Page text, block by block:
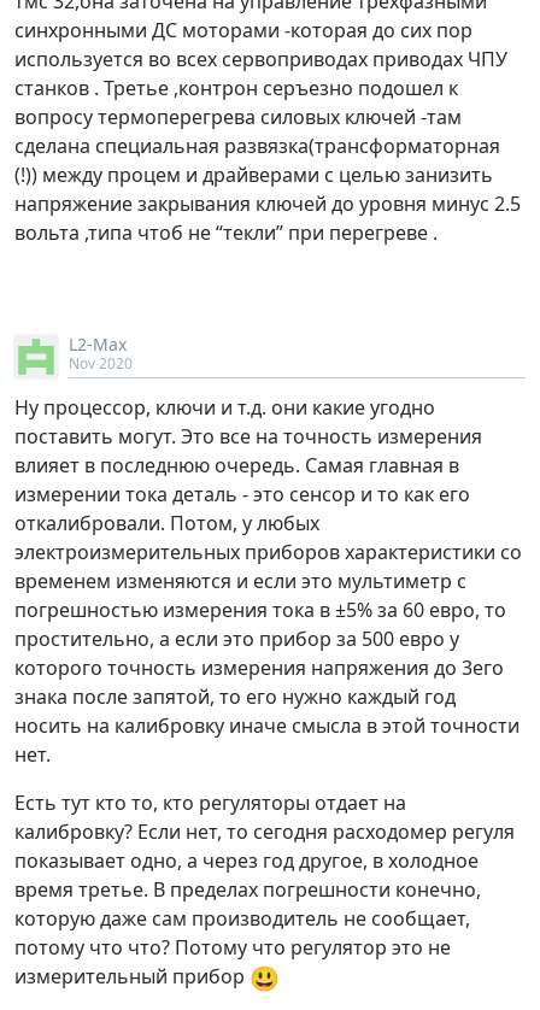
синхронными ДС моторами -которая до сих пор
используется во всех сервоприводах приводах ЧПУ
станков . Третье ,контрон серъезно подошел к
вопросу термоперегрева силовых ключей -там
сделана специальная развязка(трансформаторная
(!)) между процем и драйверами с целью занизить
напряжение закрывания ключей до уровня минус 2.5
вольта ,типа чтоб не “текли” при перегреве .
L2-Max
Nov 2020
Ну процессор, ключи и т.д. они какие угодно
поставить могут. Это все на точность измерения
влияет в последнюю очередь. Самая главная в
измерении тока деталь - это сенсор и то как его
откалибровали. Потом, у любых
электроизмерительных приборов характеристики со
временем изменяются и если это мультиметр с
погрешностью измерения тока в ±5% за 60 евро, то
простительно, а если это прибор за 500 евро у
которого точность измерения напряжения до 3его
знака после запятой, то его нужно каждый год
носить на калибровку иначе смысла в этой точности
нет.
Есть тут кто то, кто регуляторы отдает на
калибровку? Если нет, то сегодня расходомер регуля
показывает одно, а через год другое, в холодное
время третье. В пределах погрешности конечно,
которую даже сам производитель не сообщает,
потому что что? Потому что регулятор это не
измерительный прибор 😃